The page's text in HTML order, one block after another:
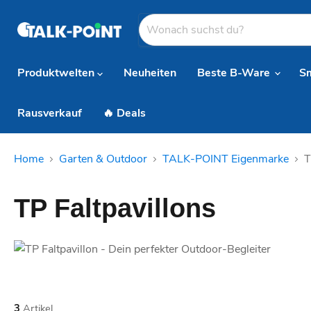
Produktwelten
Neuheiten Beste B-Ware
Rausverkauf 🔥 Deals
Home Garten & Outdoor TALK-POINT Eigenmarke
TP Faltpavillons
3 Artikel